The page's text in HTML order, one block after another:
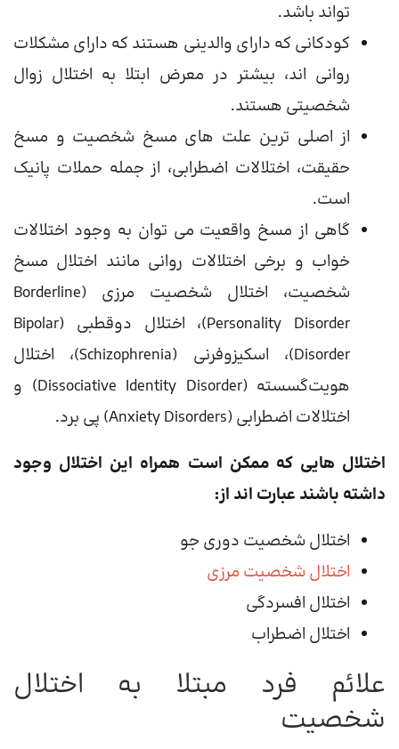
تواند باشد.
کودکانی که دارای والدینی هستند که دارای مشکلات
روانی اند، بیشتر در معرض ابتلا به اختلال زوال
شخصیتی هستند.
از اصلی ترین علت های مسخ شخصیت و مسخ
حقیقت، اختلالات اضطرابی، از جمله حملات پانیک
است.
گاهی از مسخ واقعیت می توان به وجود اختلالات
خواب و برخی اختلالات روانی مانند اختلال مسخ
شخصیت، اختلال شخصیت مرزی (Borderline
Personality Disorder)، اختلال دوقطبی (Bipolar
Disorder)، اسکیزوفرنی (Schizophrenia)، اختلال
هویت‌گسسته (Dissociative Identity Disorder) و
اختلالات اضطرابی (Anxiety Disorders) پی برد.
اختلال هایی که ممکن است همراه این اختلال وجود
داشته باشند عبارت اند از:
اختلال شخصیت دوری جو
اختلال شخصیت مرزی
اختلال افسردگی
اختلال اضطراب
علائم فرد مبتلا به اختلال
شخصیت ​